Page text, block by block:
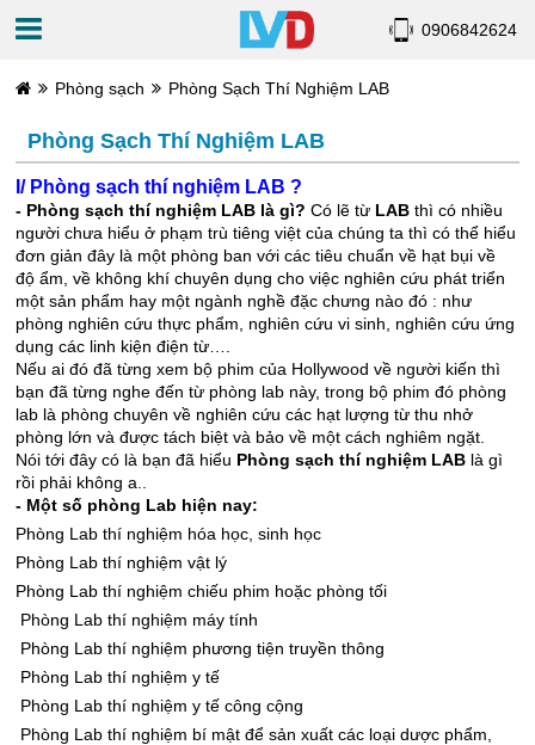
0906842624
Phòng sạch Phòng Sạch Thí Nghiệm LAB
Phòng Sạch Thí Nghiệm LAB
I/ Phòng sạch thí nghiệm LAB ?
- Phòng sạch thí nghiệm LAB là gì?Có lẽ từ LAB thì có nhiều
người chưa hiểu ở phạm trù tiêng việt của chúng ta thì có thể hiểu
đơn giản đây là một phòng ban với các tiêu chuẩn về hạt bụi về
độ ẩm, về không khí chuyên dụng cho việc nghiên cứu phát triển
một sản phẩm hay một ngành nghề đặc chưng nào đó : như
phòng nghiên cứu thực phẩm, nghiên cứu vi sinh, nghiên cứu ứng
dụng các linh kiện điện từ….
Nếu ai đó đã từng xem bộ phim của Hollywood về người kiến thì
bạn đã từng nghe đến từ phòng lab này, trong bộ phim đó phòng
lab là phòng chuyên về nghiên cứu các hạt lượng từ thu nhở
phòng lớn và được tách biệt và bảo về một cách nghiêm ngặt.
Nói tới đây có là bạn đã hiểu Phòng sạch thí nghiệm LAB là gì
rồi phải không a..
- Một số phòng Lab hiện nay:
Phòng Lab thí nghiệm hóa học, sinh học
Phòng Lab thí nghiệm vật lý
Phòng Lab thí nghiệm chiếu phim hoặc phòng tối
Phòng Lab thí nghiệm máy tính
Phòng Lab thí nghiệm phương tiện truyền thông
Phòng Lab thí nghiệm y tế
Phòng Lab thí nghiệm y tế công cộng
Phòng Lab thí nghiệm bí mật để sản xuất các loại dược phẩm,